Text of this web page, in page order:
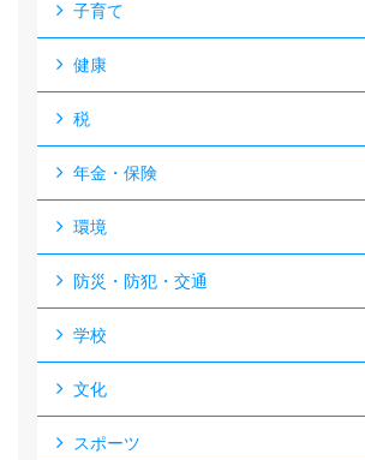
子育て
健康
税
年金・保険
環境
防災・防犯・交通
学校
文化
スポーツ